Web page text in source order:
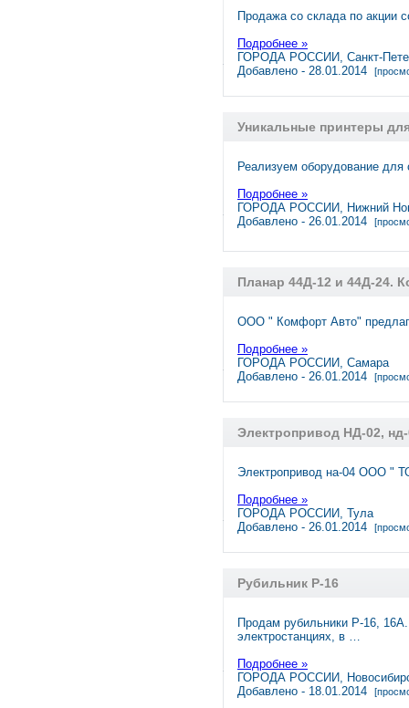
Продажа со склада по акции
Подробнее »
ГОРОДА РОССИИ, Санкт-
Добавлено - 28.01.2014
Уникальные принтеры
Реализуем оборудование
Подробнее »
ГОРОДА РОССИИ, Нижний
Добавлено - 26.01.2014
Планар 44Д-12 и 44Д-24.
ООО " Комфорт Авто"
Подробнее »
ГОРОДА РОССИИ, Самара
Добавлено - 26.01.2014
Электропривод НД-02,
Электропривод на-04 ООО "
Подробнее »
ГОРОДА РОССИИ, Тула
Добавлено - 26.01.2014
Рубильник Р-16
Продам рубильники Р-16,
электростанциях, в …
Подробнее »
ГОРОДА РОССИИ,
Добавлено - 18.01.2014